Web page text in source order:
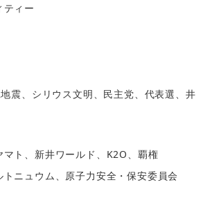
ティー
震、シリウス文明、民主党、代表選、井
ト、新井ワールド、K2O、覇権
ニュウム、原子力安全・保安委員会